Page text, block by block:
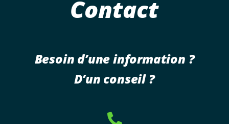
Contact
Besoin d’une information ?
D’un conseil ?